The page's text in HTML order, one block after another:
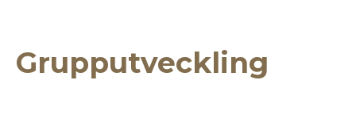
Grupputveckling